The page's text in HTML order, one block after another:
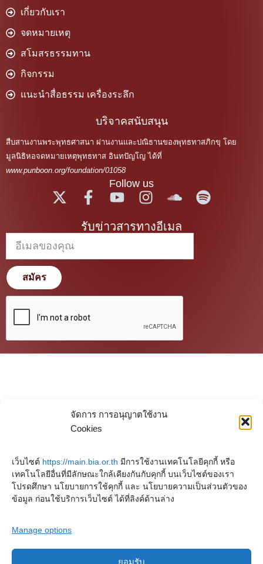
จัดการ การอนุญาตใช้งาน
Cookies
เว็บไซต์ https://main.bia.or.th มีการใช้งานเทคโนโลยีคุกกี้ หรือ
เทคโนโลยีอื่นที่มีลักษณะใกล้เคียงกันกับคุกกี้ บนเว็บไซต์ของเรา
โปรดศึกษา นโยบายการใช้คุกกี้ และ นโยบายความเป็นส่วนตัวของ
ข้อมูล ก่อนใช้บริการเว็บไซต์ ได้ที่ลิงค์ด้านล่าง
Manage options
ยอมรับ
เกี่ยวกับเรา
จดหมายเหตุ
สโมสรธรรมทาน
กิจกรรม
แนะนำสื่อธรรม เครื่องระลึก
บริจาคสนับสนุน
สืบสานงานพระพุทธศาสนา ผ่านงานและปณิธานของพุทธทาสภิกขุ โดย
มูลนิธิหอจดหมายเหตุพุทธทาส อินทปัญโญ ได้ที่
www.punboon.org/foundation/01058
Follow us
รับข่าวสารทางอีเมล
สมัคร